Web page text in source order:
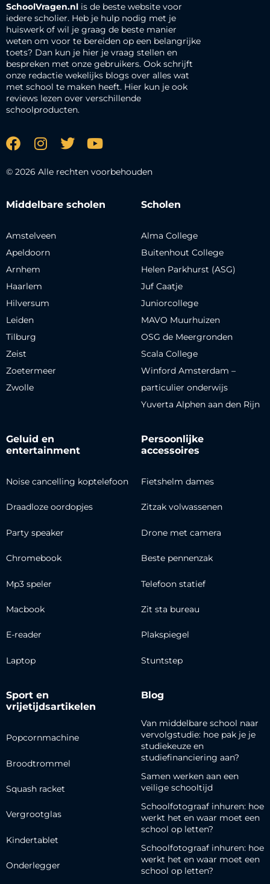
SchoolVragen.nl is de beste website voor
iedere scholier. Heb je hulp nodig met je
huiswerk of wil je graag de beste manier
weten om voor te bereiden op een belangrijke
toets? Dan kun je hier je vraag stellen en
bespreken met onze gebruikers. Ook schrijft
onze redactie wekelijks blogs over alles wat
met school te maken heeft. Hier kun je ook
reviews lezen over verschillende
schoolproducten.
© 2026 Alle rechten voorbehouden
Middelbare scholen
Amstelveen
Apeldoorn
Arnhem
Haarlem
Hilversum
Leiden
Tilburg
Zeist
Zoetermeer
Zwolle
Scholen
Alma College
Buitenhout College
Helen Parkhurst (ASG)
Juf Caatje
Juniorcollege
MAVO Muurhuizen
OSG de Meergronden
Scala College
Winford Amsterdam –
particulier onderwijs
Yuverta Alphen aan den Rijn
Geluid en
entertainment
Noise cancelling koptelefoon
Draadloze oordopjes
Party speaker
Chromebook
Mp3 speler
Macbook
E-reader
Laptop
Persoonlijke
accessoires
Fietshelm dames
Zitzak volwassenen
Drone met camera
Beste pennenzak
Telefoon statief
Zit sta bureau
Plakspiegel
Stuntstep
Sport en
vrijetijdsartikelen
Popcornmachine
Broodtrommel
Squash racket
Vergrootglas
Kindertablet
Onderlegger
Blog
Van middelbare school naar
vervolgstudie: hoe pak je je
studiekeuze en
studiefinanciering aan?
Samen werken aan een
veilige schooltijd
Schoolfotograaf inhuren: hoe
werkt het en waar moet een
school op letten?
Schoolfotograaf inhuren: hoe
werkt het en waar moet een
school op letten?